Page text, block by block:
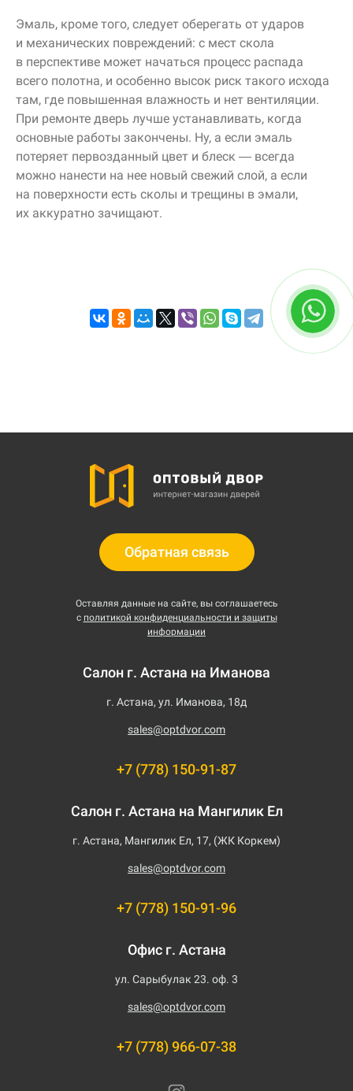
Эмаль, кроме того, следует оберегать от ударов
и механических повреждений: с мест скола
в перспективе может начаться процесс распада
всего полотна, и особенно высок риск такого исхода
там, где повышенная влажность и нет вентиляции.
При ремонте дверь лучше устанавливать, когда
основные работы закончены. Ну, а если эмаль
потеряет первозданный цвет и блеск — всегда
можно нанести на нее новый свежий слой, а если
на поверхности есть сколы и трещины в эмали,
их аккуратно зачищают.
Обратная связь
Оставляя данные на сайте, вы соглашаетесь
с политикой конфиденциальности и защиты
информации
Салон г. Астана на Иманова
г. Астана, ул. Иманова, 18д
sales@optdvor.com
+7 (778) 150-91-87
Салон г. Астана на Мангилик Ел
г. Астана, Мангилик Ел, 17, (ЖК Коркем)
sales@optdvor.com
+7 (778) 150-91-96
Офис г. Астана
ул. Сарыбулак 23. оф. 3
sales@optdvor.com
+7 (778) 966-07-38